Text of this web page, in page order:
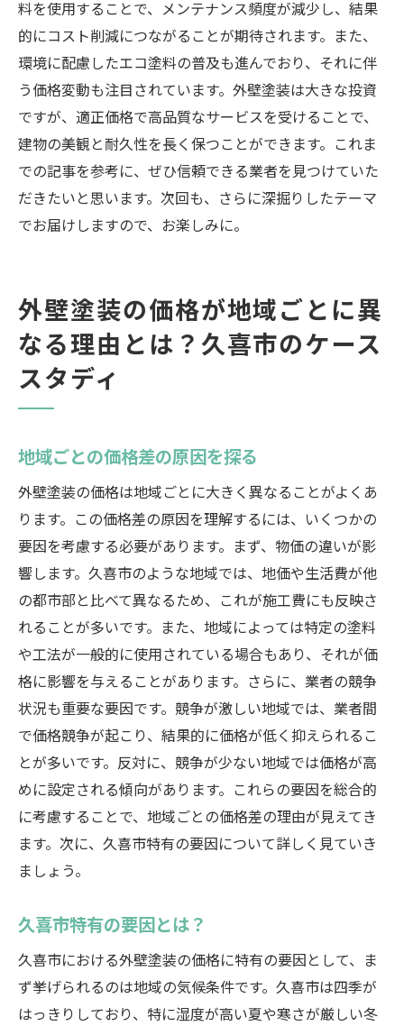
料を使用することで、メンテナンス頻度が減少し、結果
的にコスト削減につながることが期待されます。また、
環境に配慮したエコ塗料の普及も進んでおり、それに伴
う価格変動も注目されています。外壁塗装は大きな投資
ですが、適正価格で高品質なサービスを受けることで、
建物の美観と耐久性を長く保つことができます。これま
での記事を参考に、ぜひ信頼できる業者を見つけていた
だきたいと思います。次回も、さらに深掘りしたテーマ
でお届けしますので、お楽しみに。
外壁塗装の価格が地域ごとに異
なる理由とは？久喜市のケース
スタディ
地域ごとの価格差の原因を探る
外壁塗装の価格は地域ごとに大きく異なることがよくあ
ります。この価格差の原因を理解するには、いくつかの
要因を考慮する必要があります。まず、物価の違いが影
響します。久喜市のような地域では、地価や生活費が他
の都市部と比べて異なるため、これが施工費にも反映さ
れることが多いです。また、地域によっては特定の塗料
や工法が一般的に使用されている場合もあり、それが価
格に影響を与えることがあります。さらに、業者の競争
状況も重要な要因です。競争が激しい地域では、業者間
で価格競争が起こり、結果的に価格が低く抑えられるこ
とが多いです。反対に、競争が少ない地域では価格が高
めに設定される傾向があります。これらの要因を総合的
に考慮することで、地域ごとの価格差の理由が見えてき
ます。次に、久喜市特有の要因について詳しく見ていき
ましょう。
久喜市特有の要因とは？
久喜市における外壁塗装の価格に特有の要因として、ま
ず挙げられるのは地域の気候条件です。久喜市は四季が
はっきりしており、特に湿度が高い夏や寒さが厳しい冬